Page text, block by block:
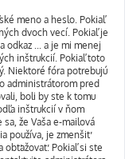
meno a heslo. Pokiaľ
dvoch vecí. Pokiaľ je
odkaz ... a je mi menej
inštrukcií. Pokiaľ toto
Niektoré fóra potrebujú
administrátorom pred
boli by ste k tomu
inštrukcií v ňom
že Vaša e-mailová
používa, je zmenšiť
obťažovať. Pokiaľ si ste